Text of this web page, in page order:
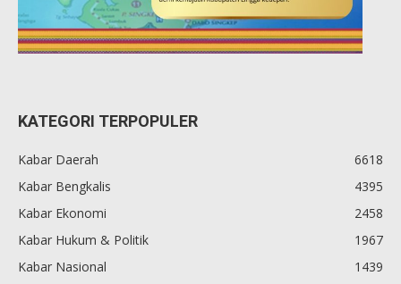
KATEGORI TERPOPULER
Kabar Daerah
6618
Kabar Bengkalis
4395
Kabar Ekonomi
2458
Kabar Hukum & Politik
1967
Kabar Nasional
1439